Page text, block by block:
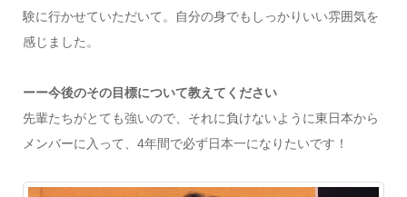
験に行かせていただいて。自分の身でもしっかりいい雰囲気を
感じました。
ーー今後のその目標について教えてください
先輩たちがとても強いので、それに負けないように東日本から
メンバーに入って、4年間で必ず日本一になりたいです！